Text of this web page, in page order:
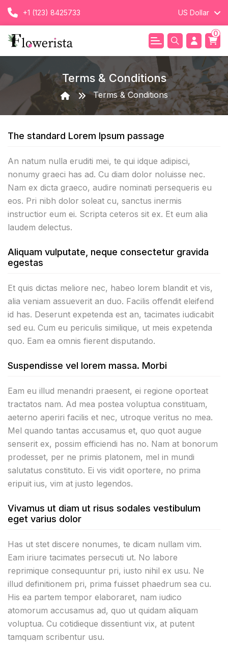
+1 (123) 8425733 US Dollar
0
Terms & Conditions
Terms & Conditions
The standard Lorem Ipsum passage
An natum nulla eruditi mei, te qui idque adipisci,
nonumy graeci has ad. Cu diam dolor noluisse nec.
Nam ex dicta graeco, audire nominati persequeris eu
eos. Pri nibh dolor soleat cu, sanctus inermis
instructior eum ei. Scripta ceteros sit ex. Et eum alia
laudem delectus.
Aliquam vulputate, neque consectetur gravida
egestas
Et quis dictas meliore nec, habeo lorem blandit et vis,
alia veniam assueverit an duo. Facilis offendit eleifend
id has. Deserunt expetenda est an, tacimates iudicabit
sed eu. Cum eu periculis similique, ut meis expetenda
quo. Eam ea omnis fierent disputando.
Suspendisse vel lorem massa. Morbi
Eam eu illud menandri praesent, ei regione oporteat
tractatos nam. Ad mea postea voluptua constituam,
aeterno aperiri facilis et nec, utroque veritus no mea.
Mel quando tantas accusamus et, quo quot augue
senserit ex, possim efficiendi has no. Nam at bonorum
prodesset, per ne primis platonem, mel in mundi
salutatus constituto. Ei vis vidit oportere, no prima
eripuit ius, vim at justo legendos.
Vivamus ut diam ut risus sodales vestibulum
eget varius dolor
Has ut stet discere nonumes, te dicam nullam vim.
Eam iriure tacimates persecuti ut. No labore
reprimique consequuntur pri, iusto nihil ex usu. Ne
illud definitionem pri, prima fuisset phaedrum sea cu.
His ea partem tempor elaboraret, nam iudico
atomorum accusamus ad, quo ut quidam aliquam
voluptua. Cu cotidieque dissentiunt vix, at putent
tamquam scribentur usu.